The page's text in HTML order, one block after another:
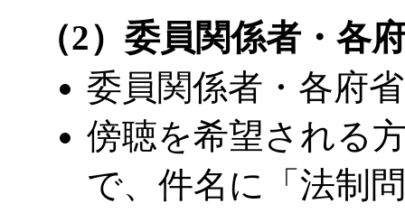
（2）委員関係者・各
委員関係者・各府
傍聴を希望される
で、件名に「法制